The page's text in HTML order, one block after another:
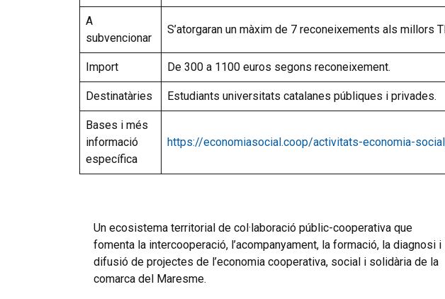
A
subvencionar
S’atorgaran un màxim de 7 reconeixements als millors
Import De 300 a 1100 euros segons reconeixement.
Destinatàries Estudiants universitats catalanes públiques i privades.
Bases i més
informació
específica
https://economiasocial.coop/activitats-economia-
Un ecosistema territorial de col·laboració públic-cooperativa que
fomenta la intercooperació, l’acompanyament, la formació, la diagnosi i
difusió de projectes de l’economia cooperativa, social i solidària de la
comarca del Maresme.